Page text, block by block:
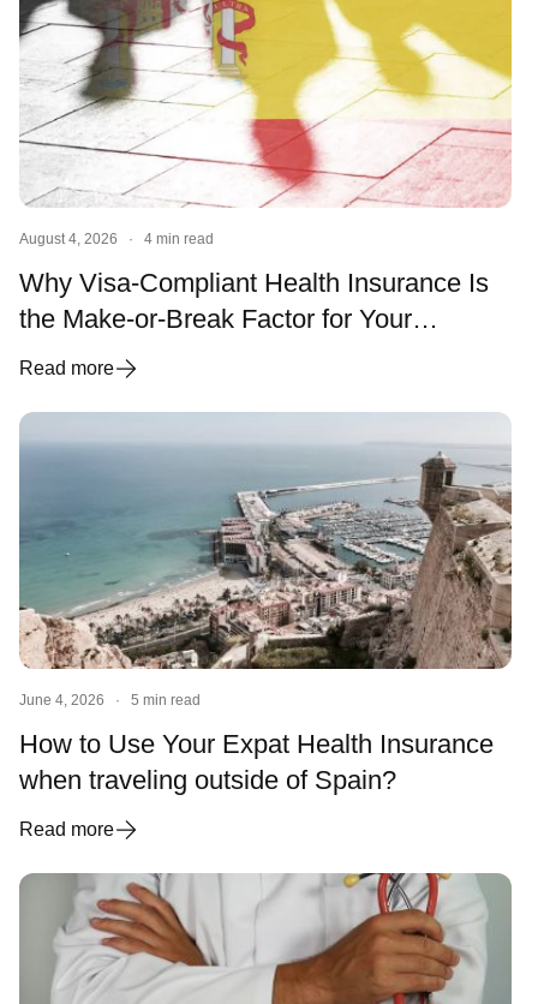
August 4, 2026 · 4 min read
Why Visa-Compliant Health Insurance Is
the Make-or-Break Factor for Your
Spanish Visa and Residency
Read more
June 4, 2026 · 5 min read
How to Use Your Expat Health Insurance
when traveling outside of Spain?
Read more